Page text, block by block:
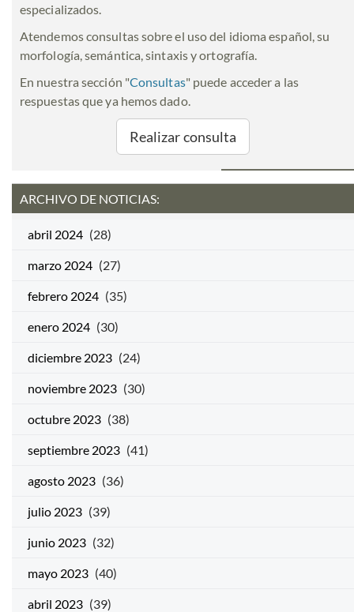
especializados.
Atendemos consultas sobre el uso del idioma español, su
morfología, semántica, sintaxis y ortografía.
En nuestra sección "Consultas" puede acceder a las
respuestas que ya hemos dado.
Realizar consulta
ARCHIVO DE NOTICIAS:
abril 2024 (28)
marzo 2024 (27)
febrero 2024 (35)
enero 2024 (30)
diciembre 2023 (24)
noviembre 2023 (30)
octubre 2023 (38)
septiembre 2023 (41)
agosto 2023 (36)
julio 2023 (39)
junio 2023 (32)
mayo 2023 (40)
abril 2023 (39)